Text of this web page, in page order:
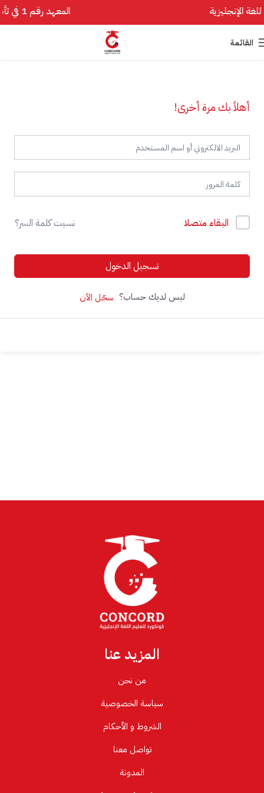
المعهد رقم 1 في تأسيس اللغة الإنجليزية
القائمة
أهلاً بك مرة أخرى!
البقاء متصلا نسيت كلمة السر؟
تسجيل الدخول
ليس لديك حساب؟ سجّل الآن
المزيد عنا
من نحن
سياسة الخصوصية
الشروط و الأحكام
تواصل معنا
المدونة